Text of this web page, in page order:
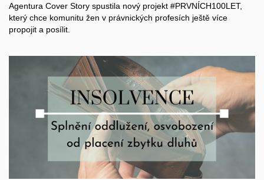
Agentura Cover Story spustila nový projekt #PRVNÍCH100LET,
který chce komunitu žen v právnických profesích ještě více
propojit a posílit.